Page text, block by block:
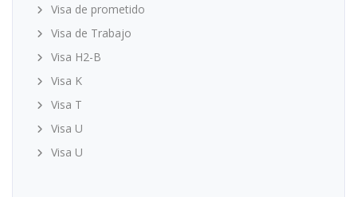
Visa de prometido
Visa de Trabajo
Visa H2-B
Visa K
Visa T
Visa U
Visa U